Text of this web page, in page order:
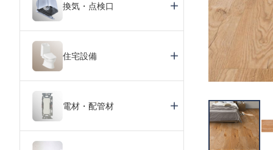
換気・点検口
住宅設備
電材・配管材